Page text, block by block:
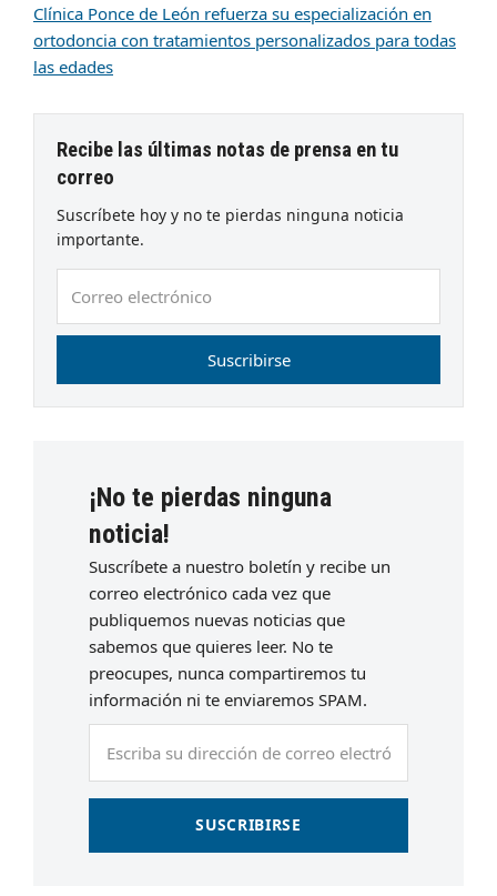
Clínica Ponce de León refuerza su especialización en
ortodoncia con tratamientos personalizados para todas
las edades
Recibe las últimas notas de prensa en tu
correo
Suscríbete hoy y no te pierdas ninguna noticia
importante.
electrónico
Suscribirse
¡No te pierdas ninguna
noticia!
Suscríbete a nuestro boletín y recibe un
correo electrónico cada vez que
publiquemos nuevas noticias que
sabemos que quieres leer. No te
preocupes, nunca compartiremos tu
información ni te enviaremos SPAM.
SUSCRIBIRSE